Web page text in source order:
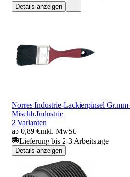
Details anzeigen
Norres Industrie-Lackierpinsel
Mischb.Industrie
2 Varianten
ab 0,89 €inkl. MwSt.
Lieferung bis 2-3 Arbeitstage
Details anzeigen